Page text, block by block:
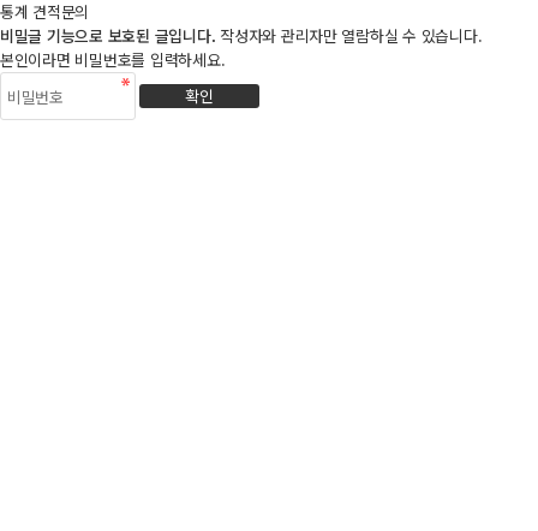
통계 견적문의
비밀글 기능으로 보호된 글입니다. 작성자와 관리자만 열람하실 수 있습니다.
본인이라면 비밀번호를 입력하세요.